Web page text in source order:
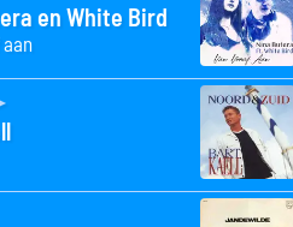
en White Bird